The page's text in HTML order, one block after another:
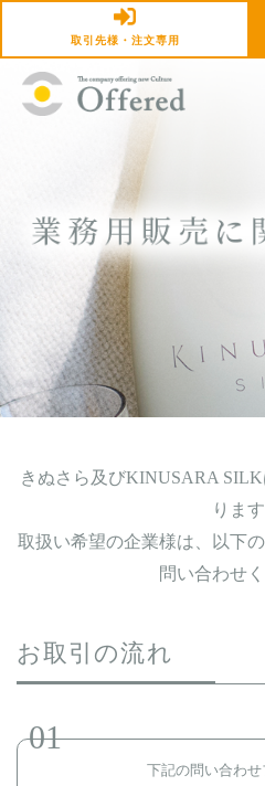
取引先様・注文専用
きぬさら及びKINUSARA
ります
取扱い希望の企業様は、以下
問い合わせく
お取引の流れ
01
下記の問い合わせ